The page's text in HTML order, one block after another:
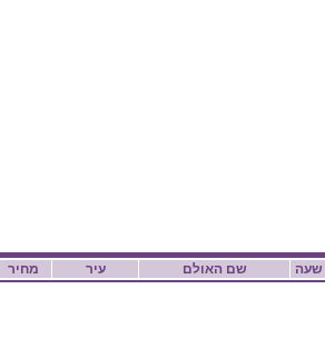
מחיר עיר שם האולם שעה